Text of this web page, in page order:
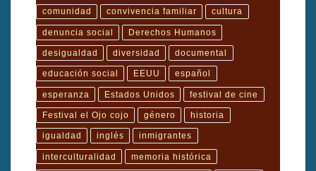
comunidad convivencia familiar cultura
denuncia social Derechos Humanos
desigualdad diversidad documental
educación social EEUU español
esperanza Estados Unidos festival de cine
Festival el Ojo cojo género historia
igualdad inglés inmigrantes
interculturalidad memoria histórica